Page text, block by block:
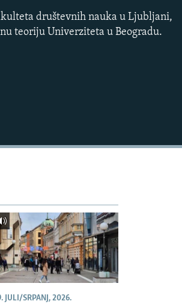
društevnih nauka u Ljubljani,
teoriju Univerziteta u Beogradu.
JULI/SRPANJ, 2026.